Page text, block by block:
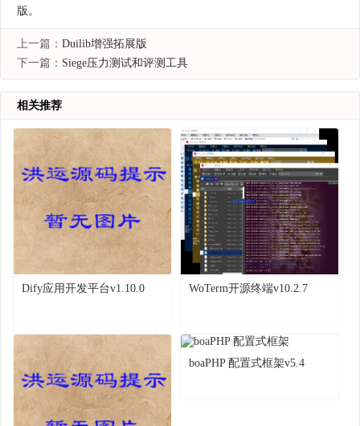
版。
上一篇： Duilib增强拓展版
下一篇： Siege压力测试和评测工具
相关推荐
Dify应用开发平台v1.10.0 WoTerm开源终端v10.2.7
boaPHP 配置式框架v5.4